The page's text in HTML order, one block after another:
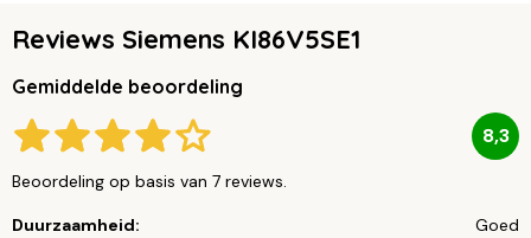
Reviews Siemens KI86V5SE1
Gemiddelde beoordeling
8,3
Beoordeling op basis van 7 reviews.
Duurzaamheid: Goed